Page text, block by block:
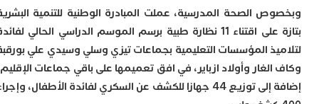
الصحة المدرسية، عملت المبادرة الوطنية للتنمية البشرية
بتازة على اقتناء 11 نظارة طبية برسم الموسم الدراسي الحالي لفائدة
المؤسسات التعليمية بجماعات تيزي وسلي وسيدي علي بورقبة
وأولاد ازباير، في افق تعميمها على باقي جماعات الإقليم،
إضافة إلى توزيع 44 جهازا للكشف عن السكري لفائدة الأطفال، وإجراء